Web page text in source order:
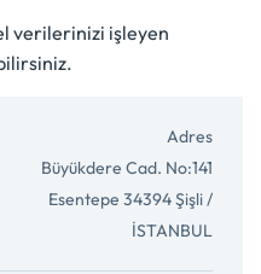
verilerinizi işleyen